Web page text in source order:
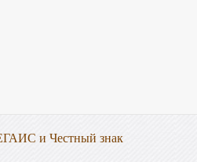
и Честный знак